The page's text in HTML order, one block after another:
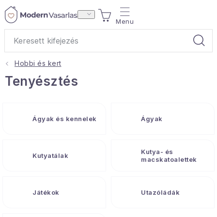
Ugrás
KOSÁR
Hobbi és kert
Hobbi és kert
Tenyésztés
Ágyak és kennelek Ágyak
Kutyatálak
Kutya- és
macskatoalettek
Játékok Utazóládák